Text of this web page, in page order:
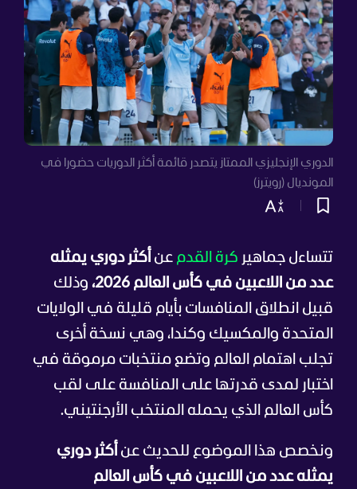
الدوري الإنجليزي الممتاز يتصدر قائمة أكثر الدوريات حضورا في
المونديال (رويترز)
تتساءل جماهير كرة القدم عن أكثر دوري يمثله
عدد من اللاعبين في كأس العالم 2026،
وذلك
قبيل انطلاق المنافسات بأيام قليلة في الولايات
المتحدة والمكسيك وكندا، وهي نسخة أخرى
تجلب اهتمام العالم وتضع منتخبات مرموقة في
اختبار لمدى قدرتها على المنافسة على لقب
كأس العالم الذي يحمله المنتخب الأرجنتيني.
ونخصص هذا الموضوع للحديث عن أكثر دوري
يمثله عدد من اللاعبين في كأس العالم